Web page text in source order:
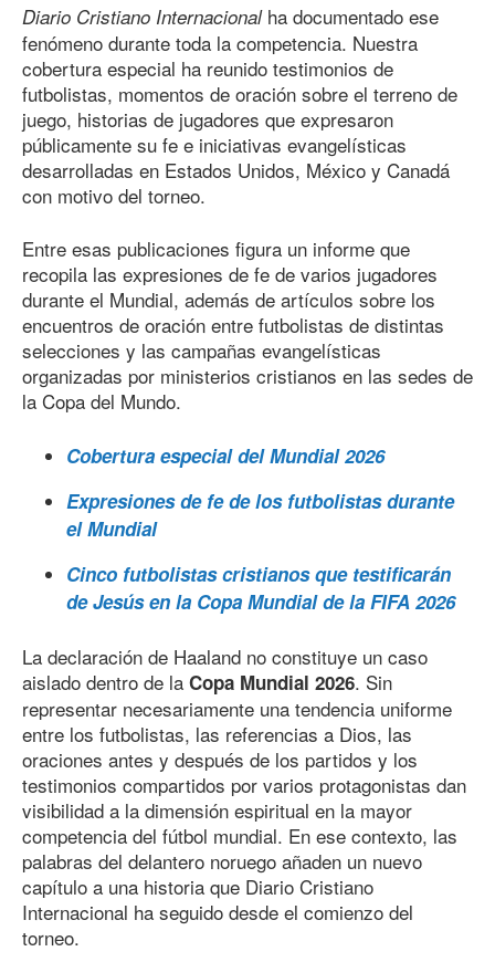
Diario Cristiano Internacionalha documentado ese
fenómeno durante toda la competencia. Nuestra
cobertura especial ha reunido testimonios de
futbolistas, momentos de oración sobre el terreno de
juego, historias de jugadores que expresaron
públicamente su fe e iniciativas evangelísticas
desarrolladas en Estados Unidos, México y Canadá
con motivo del torneo.
Entre esas publicaciones figura un informe que
recopila las expresiones de fe de varios jugadores
durante el Mundial, además de artículos sobre los
encuentros de oración entre futbolistas de distintas
selecciones y las campañas evangelísticas
organizadas por ministerios cristianos en las sedes de
la Copa del Mundo.
Cobertura especial del Mundial 2026
Expresiones de fe de los futbolistas durante
el Mundial
Cinco futbolistas cristianos que testificarán
de Jesús en la Copa Mundial de la FIFA 2026
La declaración de Haaland no constituye un caso
aislado dentro de la Copa Mundial 2026. Sin
representar necesariamente una tendencia uniforme
entre los futbolistas, las referencias a Dios, las
oraciones antes y después de los partidos y los
testimonios compartidos por varios protagonistas dan
visibilidad a la dimensión espiritual en la mayor
competencia del fútbol mundial. En ese contexto, las
palabras del delantero noruego añaden un nuevo
capítulo a una historia que Diario Cristiano
Internacional ha seguido desde el comienzo del
torneo.